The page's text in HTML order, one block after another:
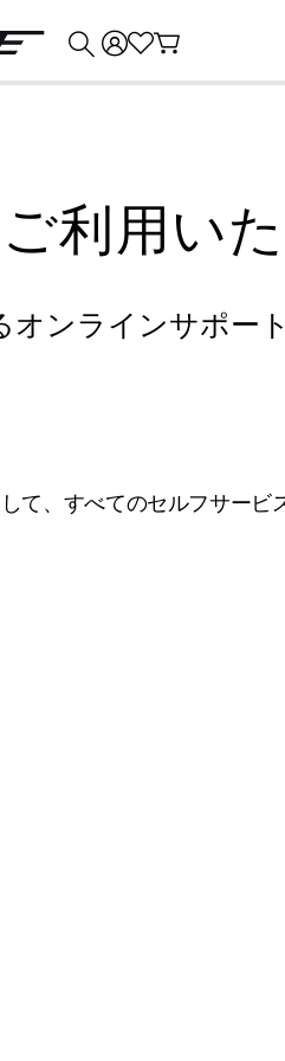
利用い
ンラインサポー
て、すべてのセルフサービ